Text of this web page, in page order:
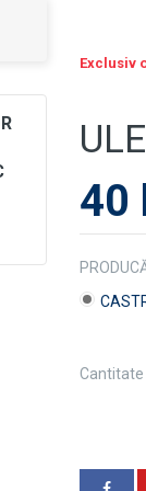
Exclusiv
40
Cantitate